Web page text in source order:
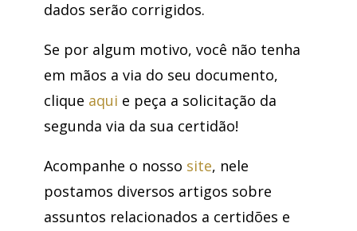
dados serão corrigidos.
Se por algum motivo, você não tenha
em mãos a via do seu documento,
clique aqui e peça a solicitação da
segunda via da sua certidão!
Acompanhe o nosso site, nele
postamos diversos artigos sobre
assuntos relacionados a certidões e